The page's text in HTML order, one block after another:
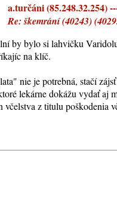
a.turčáni (85.248.32.254)
Re: škemrání (40243)
by bylo si lahvičku
na klíč.
nie je potrebná, stačí
lekárne dokážu vydať aj
včelstva z titulu poškodenia